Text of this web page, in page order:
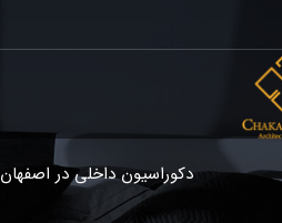
دکوراسیون داخلی در اصفهان